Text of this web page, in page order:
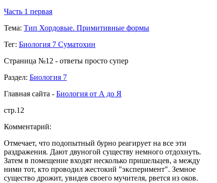
Часть 1 первая
Тема: Тип Хордовые. Примитивные формы
Тег: Биология 7 Суматохин
Страница №12 - ответы просто супер
Раздел: Биология 7
Главная сайта - Биология от А до Я
стр.12
Комментарий:
Отмечает, что подопытный бурно реагирует на все эти
раздражения. Дают двуногой существу немного отдохнуть.
Затем в помещение входят несколько пришельцев, а между
ними тот, кто проводил жестокий "эксперимент". Земное
существо дрожит, увидев своего мучителя, рвется из оков.